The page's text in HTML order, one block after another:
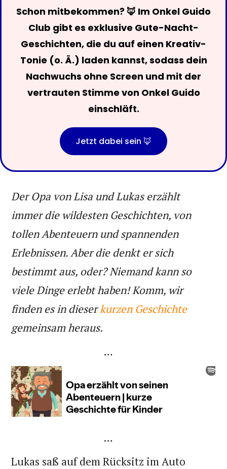
Schon mitbekommen? 🦊 Im Onkel Guido
Club gibt es exklusive Gute-Nacht-
Geschichten, die du auf einen Kreativ-
Tonie (o. Ä.) laden kannst, sodass dein
Nachwuchs ohne Screen und mit der
vertrauten Stimme von Onkel Guido
einschläft.
Jetzt dabei sein 🦊
Der Opa von Lisa und Lukas erzählt
immer die wildesten Geschichten, von
tollen Abenteuern und spannenden
Erlebnissen. Aber die denkt er sich
bestimmt aus, oder? Niemand kann so
viele Dinge erlebt haben! Komm, wir
finden es in dieserkurzen Geschichte
gemeinsam heraus.
…
…
Lukas saß auf dem Rücksitz im Auto